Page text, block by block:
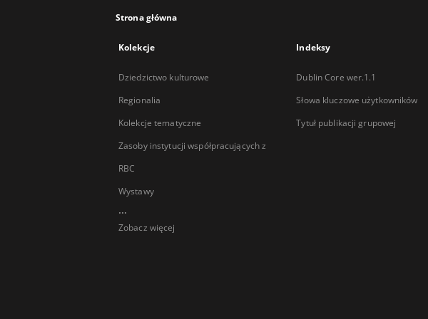
Strona główna
Kolekcje
Dziedzictwo kulturowe
Regionalia
Kolekcje tematyczne
Zasoby instytucji współpracujących z
RBC
Wystawy
...
Zobacz więcej
Indeksy
Dublin Core wer.1.1
Słowa kluczowe użytkowników
Tytuł publikacji grupowej